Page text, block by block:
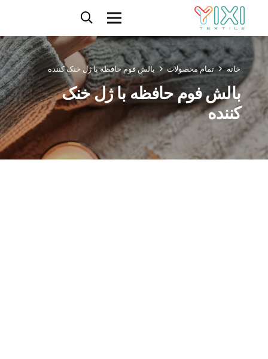
خانه تمام محصولات بالش فوم حافظه با ژل خنک کننده
بالش فوم حافظه با ژل خنک
کننده